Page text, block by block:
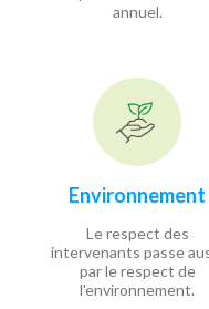
annuel.
Environnement
Le respect des
intervenants passe
par le respect de
l'environnement.